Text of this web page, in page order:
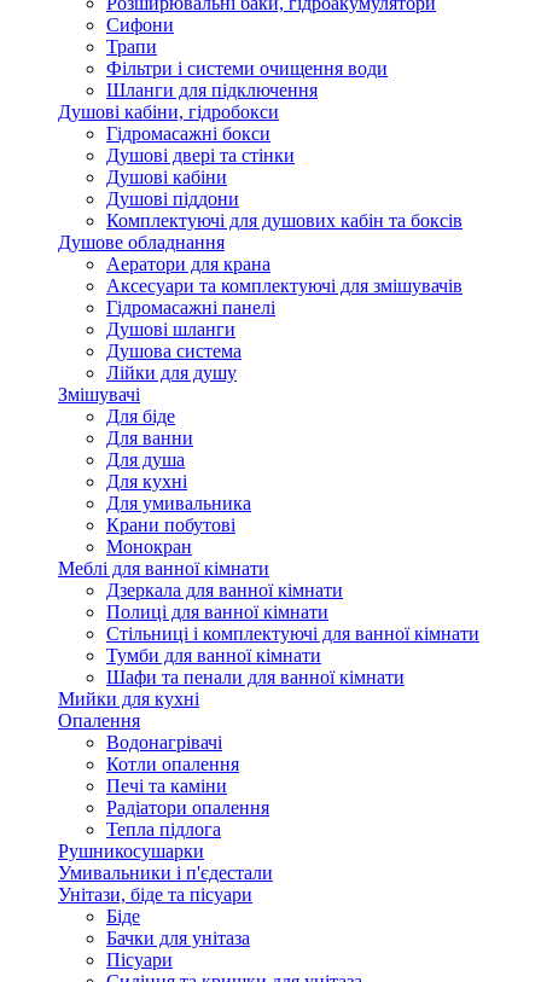
Сифони
Трапи
Фільтри і системи очищення води
Шланги для підключення
Душові кабіни, гідробокси
Гідромасажні бокси
Душові двері та стінки
Душові кабіни
Душові піддони
Комплектуючі для душових кабін та боксів
Душове обладнання
Аератори для крана
Аксесуари та комплектуючі для змішувачів
Гідромасажні панелі
Душові шланги
Душова система
Лійки для душу
Змішувачі
Для біде
Для ванни
Для душа
Для кухні
Для умивальника
Крани побутові
Монокран
Меблі для ванної кімнати
Дзеркала для ванної кімнати
Полиці для ванної кімнати
Стільниці і комплектуючі для ванної кімнати
Тумби для ванної кімнати
Шафи та пенали для ванної кімнати
Мийки для кухні
Опалення
Водонагрівачі
Котли опалення
Печі та каміни
Радіатори опалення
Тепла підлога
Рушникосушарки
Умивальники і п'єдестали
Унітази, біде та пісуари
Біде
Бачки для унітаза
Пісуари